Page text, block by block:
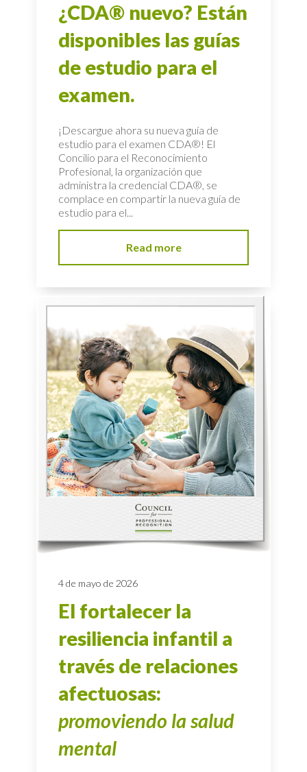
¿CDA® nuevo? Están
disponibles las guías
de estudio para el
examen.
¡Descargue ahora su nueva guía de
estudio para el examen CDA®! El
Concilio para el Reconocimiento
Profesional, la organización que
administra la credencial CDA®, se
complace en compartir la nueva guía de
estudio para el...
Read more
4 de mayo de 2026
El fortalecer la
resiliencia infantil a
través de relaciones
afectuosas:
promoviendo la salud
mental